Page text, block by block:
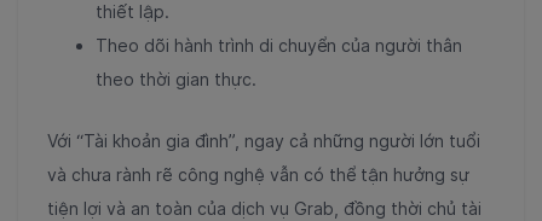
thiết lập.
Theo dõi hành trình di chuyển của người thân
theo thời gian thực.
Với “Tài khoản gia đình”, ngay cả những người lớn tuổi
và chưa rành rẽ công nghệ vẫn có thể tận hưởng sự
tiện lợi và an toàn của dịch vụ Grab, đồng thời chủ tài